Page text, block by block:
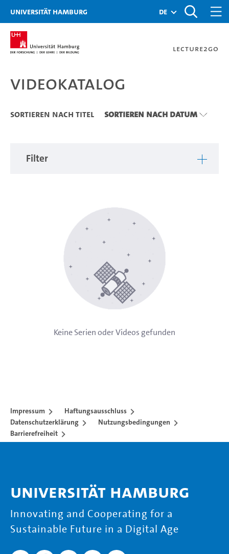
Zu den Filtern
Zur Metanavigation
Zur Hauptnavigation
Zur Suche
Zum Inhalt
Zum Seitenfuss
Universität Hamburg de
Lecture2Go
Videokatalog
Videokatalog
Sortieren nach Titel Sortieren nach Datum
Filter
Keine Serien oder Videos gefunden
Impressum
Haftungsausschluss
Datenschutzerklärung
Nutzungsbedingungen
Barrierefreiheit
Universität Hamburg
Innovating and Cooperating for a
Sustainable Future in a Digital Age